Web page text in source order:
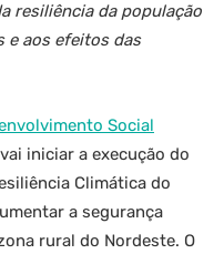
resiliência da população
e aos efeitos das
Social
iniciar a execução do
Climática do
a segurança
rural do Nordeste. O